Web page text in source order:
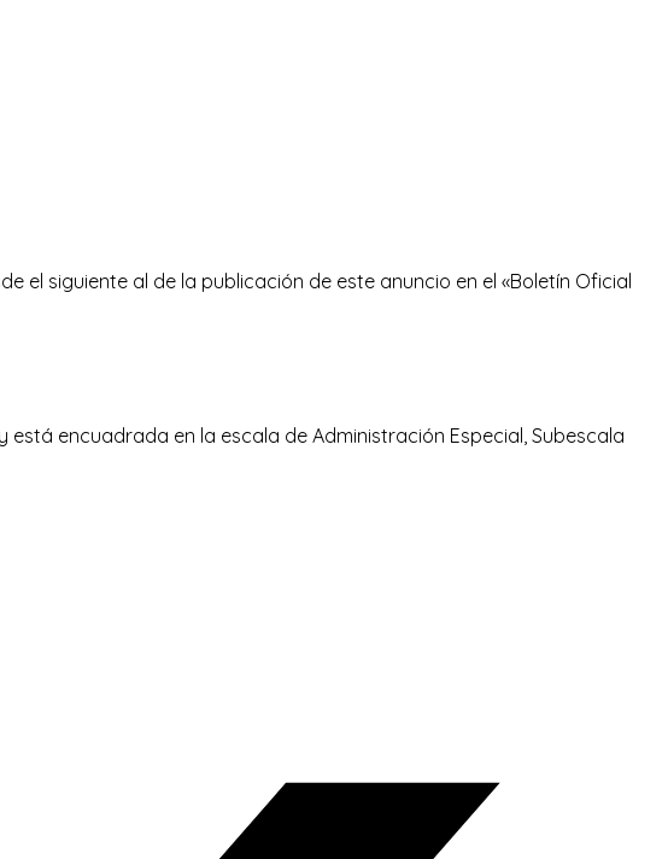
el siguiente al de la publicación de este anuncio en el «Boletín Oficial
encuadrada en la escala de Administración Especial, Subescala